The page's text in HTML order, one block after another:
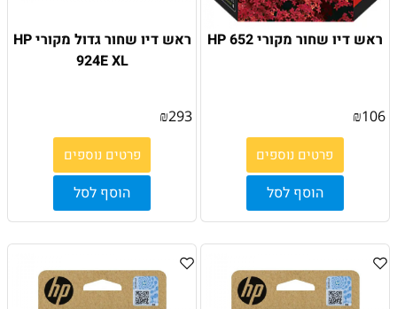
ראש דיו שחור מקורי HP 652
₪106
פרטים נוספים
הוסף לסל
ראש דיו שחור גדול מקורי HP
924E XL
₪293
פרטים נוספים
הוסף לסל